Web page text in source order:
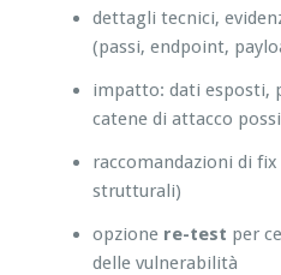
dettagli tecnici,
(passi, endpoint,
impatto: dati esposti,
catene di attacco
raccomandazioni di
strutturali)
opzione re-test per
delle vulnerabilità